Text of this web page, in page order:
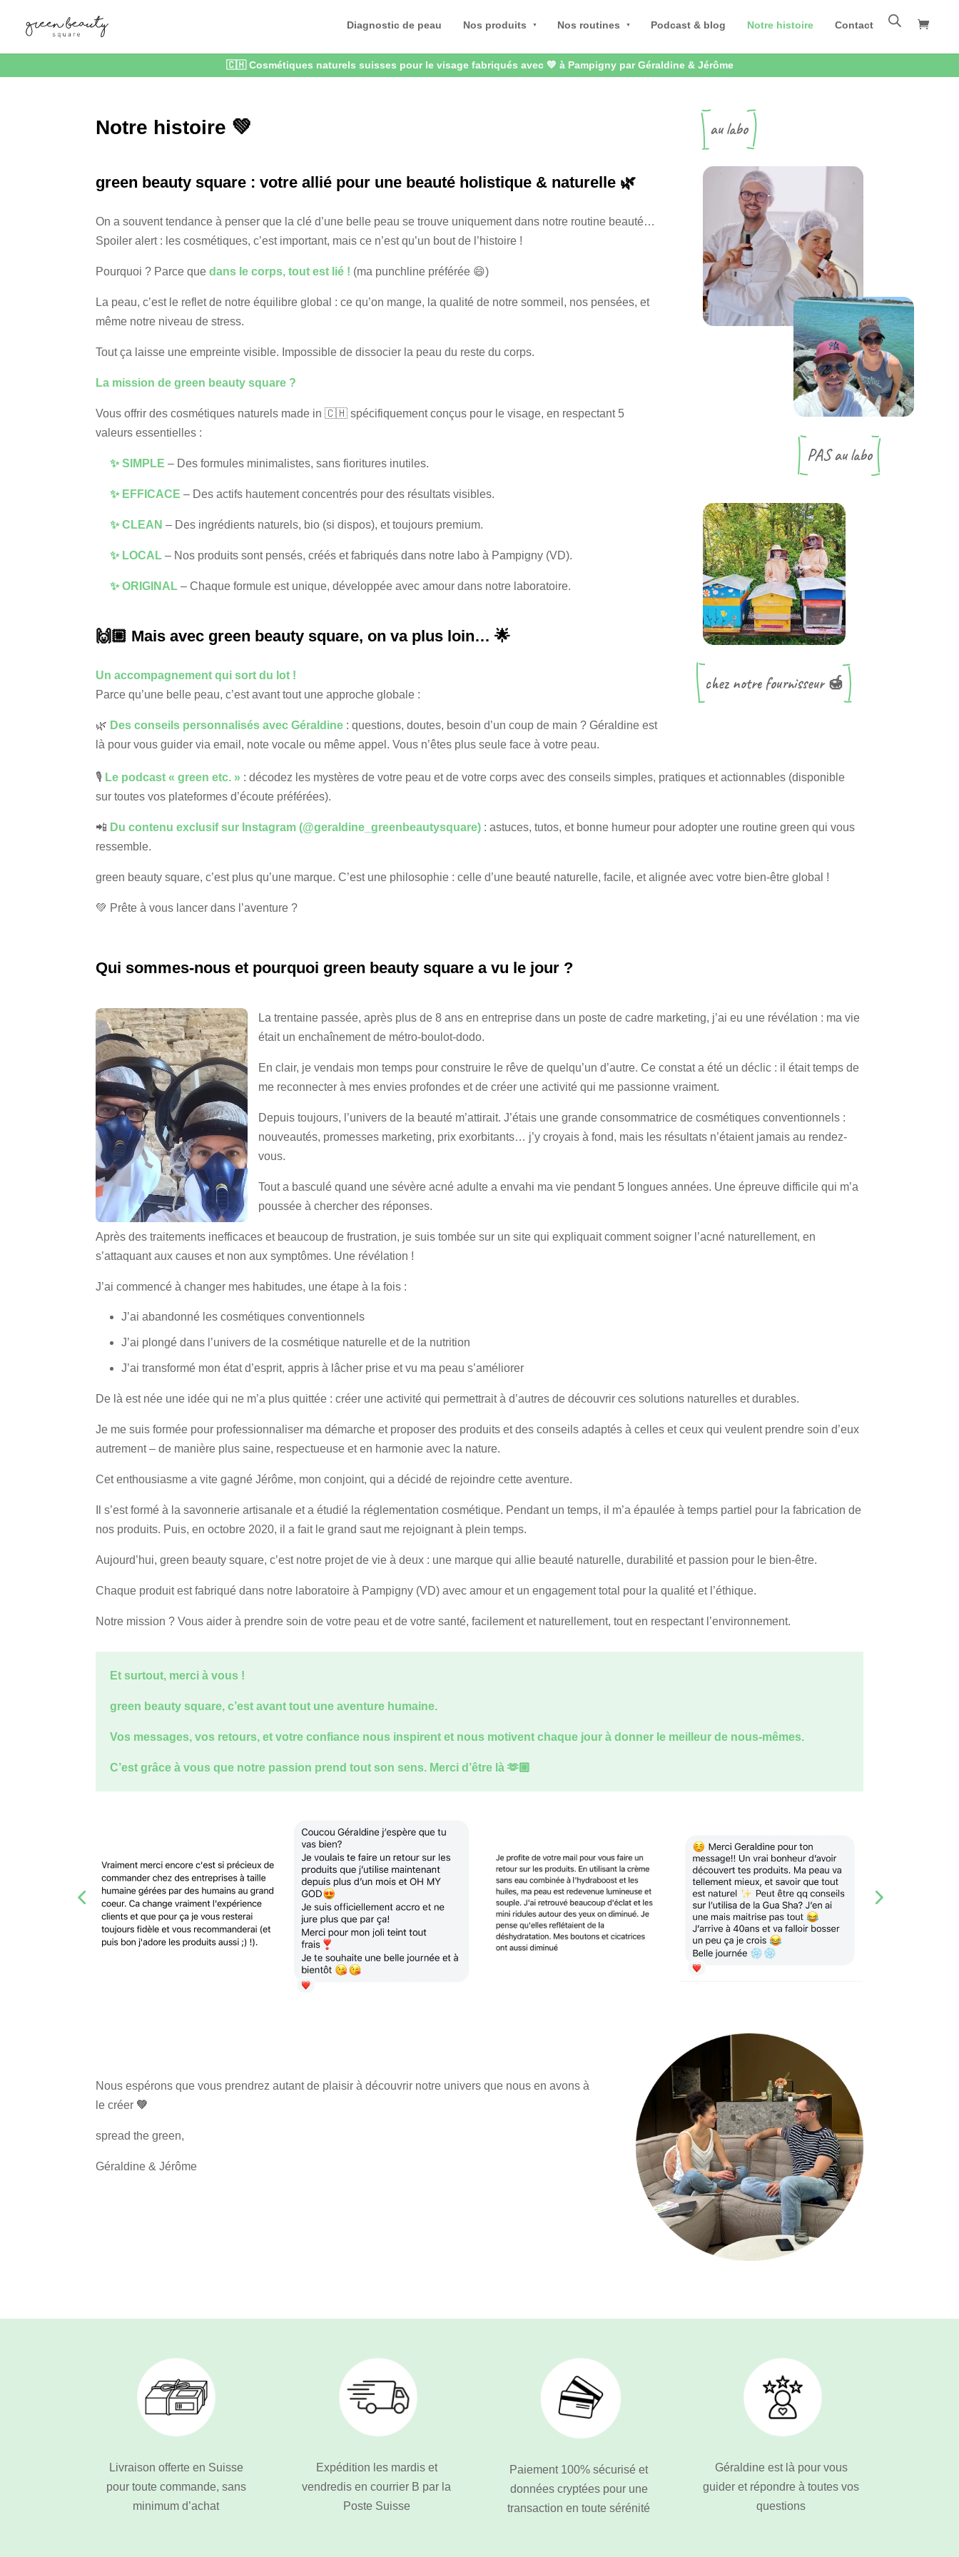
Diagnostic de peau Nos produits Nos routines Podcast & blog Notre histoire Contact
🇨🇭 Cosmétiques naturels suisses pour le visage fabriqués avec 💚 à Pampigny par Géraldine & Jérôme
🇨🇭 Cosmétiques naturels suisses pour le visage fabriqués avec 💚 à Pampigny par Géraldine & Jérôme
Notre histoire 💚
green beauty square : votre allié pour une beauté holistique & naturelle 🌿
On a souvent tendance à penser que la clé d’une belle peau se trouve uniquement dans notre routine beauté…
Spoiler alert : les cosmétiques, c’est important, mais ce n’est qu’un bout de l’histoire !
Pourquoi ? Parce quedans le corps, tout est lié ! (ma punchline préférée 😄)
La peau, c’est le reflet de notre équilibre global : ce qu’on mange, la qualité de notre sommeil, nos pensées, et
même notre niveau de stress.
Tout ça laisse une empreinte visible. Impossible de dissocier la peau du reste du corps.
La mission de green beauty square ?
Vous offrir des cosmétiques naturels made in 🇨🇭 spécifiquement conçus pour le visage, en respectant 5
valeurs essentielles :
✨ SIMPLE – Des formules minimalistes, sans fioritures inutiles.
✨ EFFICACE – Des actifs hautement concentrés pour des résultats visibles.
✨ CLEAN – Des ingrédients naturels, bio (si dispos), et toujours premium.
✨ LOCAL – Nos produits sont pensés, créés et fabriqués dans notre labo à Pampigny (VD).
✨ ORIGINAL – Chaque formule est unique, développée avec amour dans notre laboratoire.
🙌🏼 Mais avec green beauty square, on va plus loin… 🌟
Un accompagnement qui sort du lot !
Parce qu’une belle peau, c’est avant tout une approche globale :
🌿 Des conseils personnalisés avec Géraldine : questions, doutes, besoin d’un coup de main ? Géraldine est
là pour vous guider via email, note vocale ou même appel. Vous n’êtes plus seule face à votre peau.
au labo
PAS au labo
chez notre fournisseur 🍯
🎙 Le podcast « green etc. » : décodez les mystères de votre peau et de votre corps avec des conseils simples, pratiques et actionnables (disponible
sur toutes vos plateformes d’écoute préférées).
📲 Du contenu exclusif sur Instagram (@geraldine_greenbeautysquare) : astuces, tutos, et bonne humeur pour adopter une routine green qui vous
ressemble.
green beauty square, c’est plus qu’une marque. C’est une philosophie : celle d’une beauté naturelle, facile, et alignée avec votre bien-être global !
💚 Prête à vous lancer dans l’aventure ?
Qui sommes-nous et pourquoi green beauty square a vu le jour ?
La trentaine passée, après plus de 8 ans en entreprise dans un poste de cadre marketing, j’ai eu une révélation : ma vie
était un enchaînement de métro-boulot-dodo.
En clair, je vendais mon temps pour construire le rêve de quelqu’un d’autre. Ce constat a été un déclic : il était temps de
me reconnecter à mes envies profondes et de créer une activité qui me passionne vraiment.
Depuis toujours, l’univers de la beauté m’attirait. J’étais une grande consommatrice de cosmétiques conventionnels :
nouveautés, promesses marketing, prix exorbitants… j’y croyais à fond, mais les résultats n’étaient jamais au rendez-
vous.
Tout a basculé quand une sévère acné adulte a envahi ma vie pendant 5 longues années. Une épreuve difficile qui m’a
poussée à chercher des réponses.
Après des traitements inefficaces et beaucoup de frustration, je suis tombée sur un site qui expliquait comment soigner l’acné naturellement, en
s’attaquant aux causes et non aux symptômes. Une révélation !
J’ai commencé à changer mes habitudes, une étape à la fois :
J’ai abandonné les cosmétiques conventionnels
J’ai plongé dans l’univers de la cosmétique naturelle et de la nutrition
J’ai transformé mon état d’esprit, appris à lâcher prise et vu ma peau s’améliorer
De là est née une idée qui ne m’a plus quittée : créer une activité qui permettrait à d’autres de découvrir ces solutions naturelles et durables.
Je me suis formée pour professionnaliser ma démarche et proposer des produits et des conseils adaptés à celles et ceux qui veulent prendre soin d’eux
autrement – de manière plus saine, respectueuse et en harmonie avec la nature.
Cet enthousiasme a vite gagné Jérôme, mon conjoint, qui a décidé de rejoindre cette aventure.
Il s’est formé à la savonnerie artisanale et a étudié la réglementation cosmétique. Pendant un temps, il m’a épaulée à temps partiel pour la fabrication de
nos produits. Puis, en octobre 2020, il a fait le grand saut me rejoignant à plein temps.
Aujourd’hui, green beauty square, c’est notre projet de vie à deux : une marque qui allie beauté naturelle, durabilité et passion pour le bien-être.
Chaque produit est fabriqué dans notre laboratoire à Pampigny (VD) avec amour et un engagement total pour la qualité et l’éthique.
Notre mission ? Vous aider à prendre soin de votre peau et de votre santé, facilement et naturellement, tout en respectant l’environnement.
Et surtout, merci à vous !
green beauty square, c’est avant tout une aventure humaine.
Vos messages, vos retours, et votre confiance nous inspirent et nous motivent chaque jour à donner le meilleur de nous-mêmes.
C’est grâce à vous que notre passion prend tout son sens. Merci d’être là 🫶🏼
Nous espérons que vous prendrez autant de plaisir à découvrir notre univers que nous en avons à
le créer 💚
spread the green,
Géraldine & Jérôme
Livraison offerte en Suisse
pour toute commande, sans
minimum d’achat
Expédition les mardis et
vendredis en courrier B par la
Poste Suisse
Paiement 100% sécurisé et
données cryptées pour une
transaction en toute sérénité
Géraldine est là pour vous
guider et répondre à toutes vos
questions